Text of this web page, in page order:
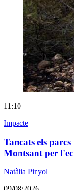
11:10
Impacte
Tancats els
Montsant per
Natàlia Pinyol